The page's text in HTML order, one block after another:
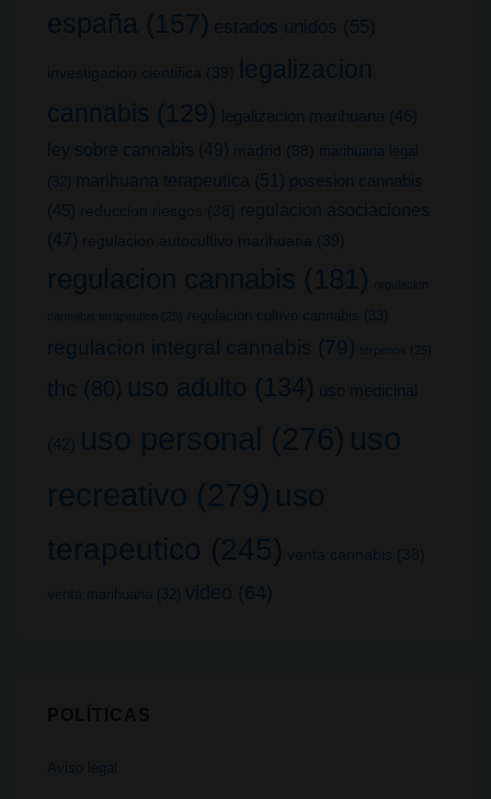
españa (157) estados unidos (55)
investigacion cientifica (39)
legalizacion
cannabis (129) legalizacion marihuana (46)
ley sobre cannabis (49) madrid (38)
marihuana legal
(32)
marihuana terapeutica (51) posesion cannabis
(45) reduccion riesgos (38)
regulacion asociaciones
(47) regulacion autocultivo marihuana (39)
regulacion cannabis (181) regulacion
cannabis terapeutico (25) regulacion cultivo cannabis (33)
regulacion integral cannabis (79) terpenos (25)
thc (80) uso adulto (134) uso medicinal
(42) uso personal (276) uso
recreativo (279) uso
terapeutico (245) venta cannabis (38)
venta marihuana (32) video (64)
Aviso legal